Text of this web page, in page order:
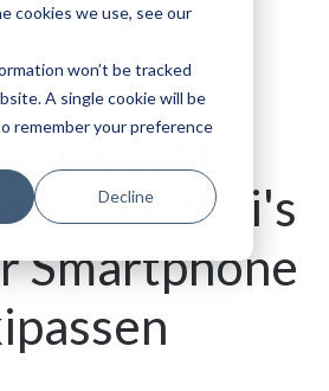
cookies we use, see our
won’t be tracked
A single cookie will be
remember your preference
Decline
KitzSki's
Smartphone